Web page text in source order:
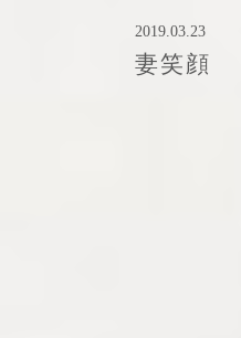
2019.03.23
妻笑顔